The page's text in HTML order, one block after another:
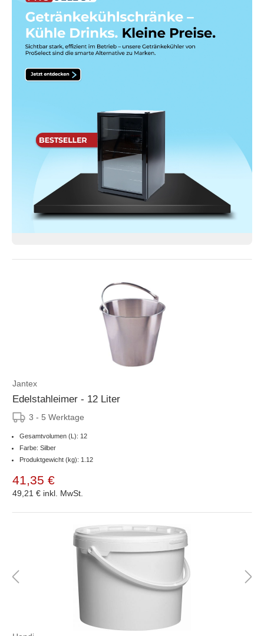
Jantex
Edelstahleimer - 12 Liter
3 - 5 Werktage
Gesamtvolumen (L): 12
Farbe: Silber
Produktgewicht (kg): 1.12
41,35 €
49,21 € inkl. MwSt.